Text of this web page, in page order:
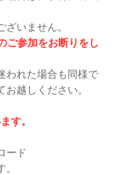
いません。
ご参加をお断りをし
われた場合も同様で
越しください。
す。
ード